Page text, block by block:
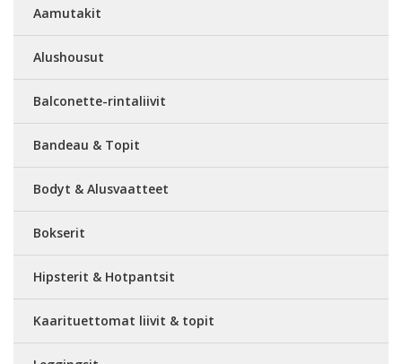
Aamutakit
Alushousut
Balconette-rintaliivit
Bandeau & Topit
Bodyt & Alusvaatteet
Bokserit
Hipsterit & Hotpantsit
Kaarituettomat liivit & topit